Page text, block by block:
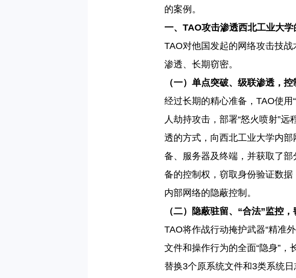
的案例。
一、 TAO攻击渗透西北工业大学
TAO对他国发起的网络攻击技
渗透、长期窃密。
（一）单点突破、级联渗透，
经过长期的精心准备， TAO使用
人劫持攻击，部署“怒火喷射”
透的方式，向西北工业大学内
备、服务器及终端，并获取了
备的控制权，窃取身份验证数
内部网络的隐蔽控制。
（二）隐蔽驻留、 “合法”监控
TAO将作战行动掩护武器“精准
文件和操作行为的全面“隐身”
替换3个原系统文件和3类系统日